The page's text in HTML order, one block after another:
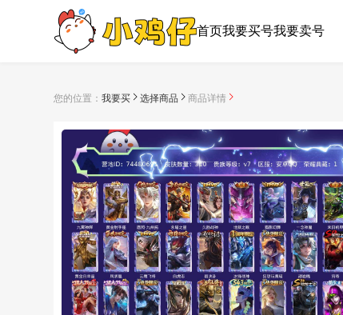
首页我要买号我要卖号
您的位置： 我要买 选择商品 商品详情